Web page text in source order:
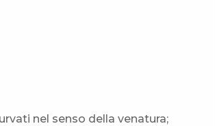
nel senso della venatura;